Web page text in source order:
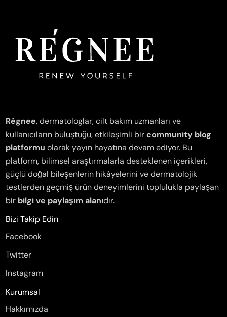
Régnee, dermatologlar, cilt bakım uzmanları ve
kullanıcıların buluştuğu, etkileşimli bircommunity blog
platformu olarak yayın hayatına devam ediyor. Bu
platform, bilimsel araştırmalarla desteklenen içerikleri,
güçlü doğal bileşenlerin hikâyelerini ve dermatolojik
testlerden geçmiş ürün deneyimlerini toplulukla paylaşan
bir bilgi ve paylaşım alanıdır.
Bizi Takip Edin
Facebook
Twitter
Instagram
Kurumsal
Hakkımızda